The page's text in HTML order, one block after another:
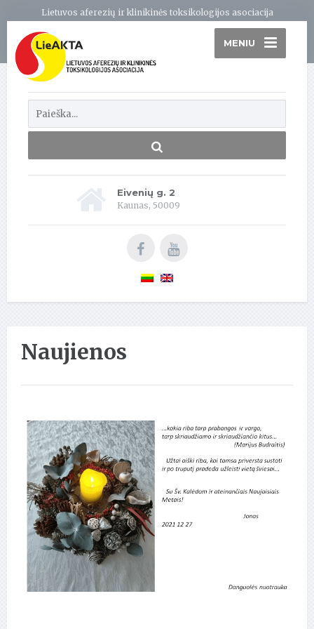
Lietuvos aferezių ir klinikinės toksikologijos asociacija
MENIU
Eivenių g. 2
Kaunas, 50009
Naujienos